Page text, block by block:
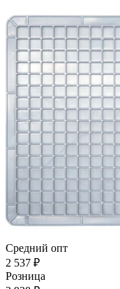
Средний опт
2 537 ₽
Розница